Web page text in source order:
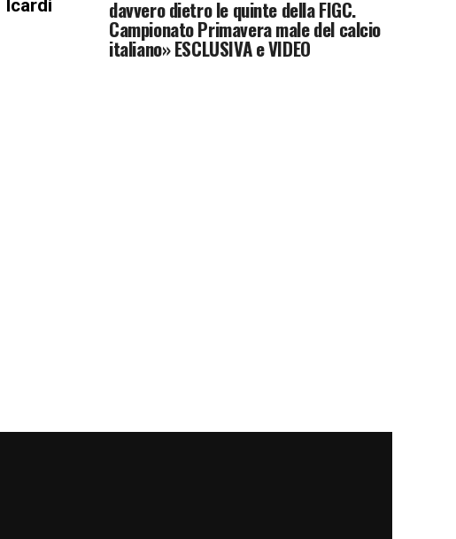
Icardi
davvero dietro le quinte della FIGC.
Campionato Primavera male del calcio
italiano» ESCLUSIVA e VIDEO